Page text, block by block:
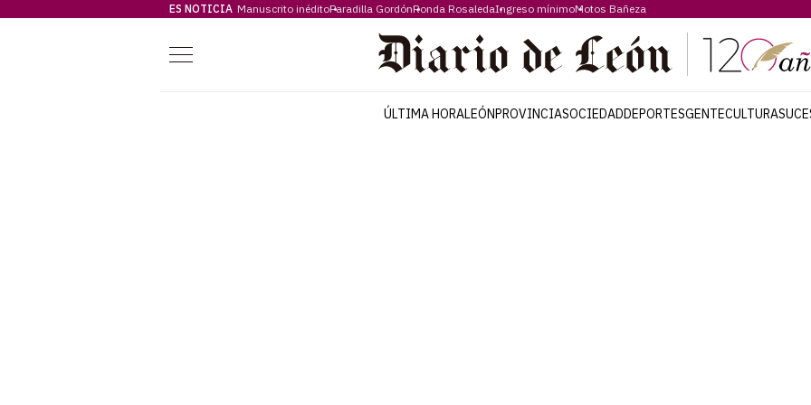
ES NOTICIA Manuscrito inéditoParadilla GordónRonda RosaledaIngreso mínimoMotos Bañeza
Menú
ÚLTIMA HORALEÓNPROVINCIASOCIEDADDEPORTESGENTECULTURA